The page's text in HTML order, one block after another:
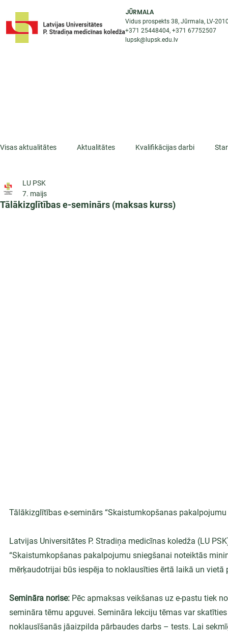
JŪRMALA
Vidus prospekts 38, Jūrmala, LV-
+371 25448404, +371 67752507
lupsk@lupsk.edu.lv
Visas aktualitātes Aktualitātes Kvalifikācijas darbi
ESF projekti
Tālākizglītības e-seminārs (maksas kurss)
LU PSK
7. maijs
Tālākizglītības e-seminārs “Skaistumkopšanas
Latvijas Universitātes P. Stradiņa medicīnas koledža (LU
“Skaistumkopšanas pakalpojumu sniegšanai noteiktās
mērķaudotrijai būs iespēja to noklausīties ērtā laikā un vietā
Semināra norise: Pēc apmaksas veikšanas uz e-pastu tiek
semināra tēmu apguvei. Semināra lekciju tēmas var
noklausīšanās jāaizpilda pārbaudes darbs – tests. Lai